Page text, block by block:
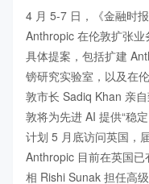
4 月 5-7 日，《金融时
Anthropic 在伦敦扩张
具体提案，包括扩建
镑研究实验室，以及在
敦市长 Sadiq Khan 亲
敦将为先进 AI 提供“稳
计划 5 月底访问英国，
Anthropic 目前在英国
相 Rishi Sunak 担任高